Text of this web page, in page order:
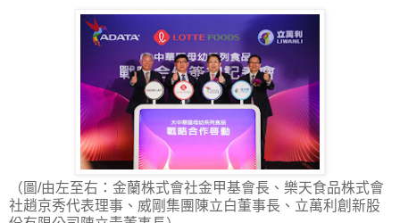
（圖/由左至右：金蘭株式會社金甲基會長、樂天食品株式會
社趙京秀代表理事、威剛集團陳立白董事長、立萬利創新股